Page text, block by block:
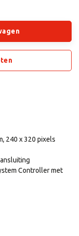
240 x 320 pixels
Controller met